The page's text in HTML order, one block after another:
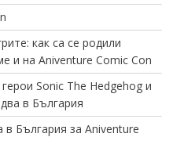
как са се родили
и на Aniventure Comic Con
Sonic The Hedgehog и
в България
в България за Aniventure